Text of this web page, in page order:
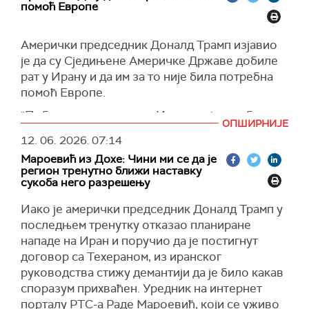
Још један дипломата, упознат са овим
питањем, рекао је да су ирански преговарачи
постигли споразум. Међутим, наводи
Блумберг, није познато да ли га је потписао и
врховни вођа Моџтаба Хамнеи, који има
последњу реч о важним спољнополитичким и
војним питањима.
(Bloomberg)
више од 20 припадника палестинских
високорангираних припадника Исламског
џихада, као и шефа Хамасове инфраструктуре
за трансфер средстава и његовог заменика.
На Западној обали израелске снаге су
привеле више од 50 осумњичених за
повезаност са терористичким активностима,
подстицање насиља и поседовање или
трговину оружјем, саопштила је војска.
(Times of Israel)
укидање санкција за нафту и ослобађање
Завршни преговори ће се фокусирати на
нуклеарна и економска питања и искључиц́е
дискусије о иранском ракетном програму,
преносиМехр.
Према наводима, овај нацрт захтева
финализацију од стране надлежних органа.
(Танјуг)
помоћ Европе
Амерички председник Доналд Трамп изјавио
је да су Сједињене Америчке Државе добиле
рат у Ирану и да им за то није била потребна
помоћ Европе.
"Победили смо у рату у Ирану, није нам била
потребна помоћ Европе. Њихова помоћ је
била небитна", рекао је Трамп.
Трамп је раније рекао да очекује да у наредним
данима буде потписан споразум са Ираном, да
су "документи близу коначних облика", као и
да та церемонија може да се одржи "негде у
Европи" и да ће јој присуствовати
потпредседник САД Џеј Ди Венс.
(Танјуг)
ОПШИРНИЈЕ
12. 06. 2026.07:14
Мароевић из Дохе: Чини ми се да је
регион тренутно ближи наставку
сукоба него разрешењу
Иако је амерички председник Доналд Трамп у
последњем тренутку отказао планиране
нападе на Иран и поручио да је постигнут
договор са Техераном, из иранског
руководства стижу демантији да је било какав
споразум прихваћен. Уредник на интернет
порталу РТС-а Раде Мароевић, који се уживо